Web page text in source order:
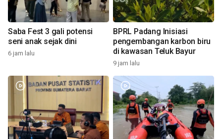
Saba Fest 3 gali potensi
seni anak sejak dini
6 jam lalu
BPRL Padang Inisiasi
pengembangan karbon biru
di kawasan Teluk Bayur
9 jam lalu